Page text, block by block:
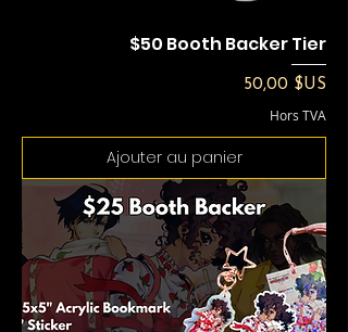
$50 Booth Backer Tier
Prix
50,00 $US
Hors TVA
Ajouter au panier